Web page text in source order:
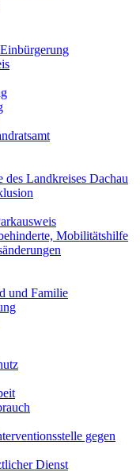
des Landkreises Dachau
Mobilitätshilfe
und Familie
gegen
Dienst